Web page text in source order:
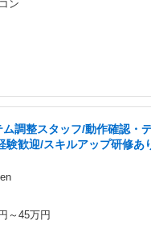
ン
調整スタッフ/動作確認・
験歓迎/スキルアップ研修あ
～45万円